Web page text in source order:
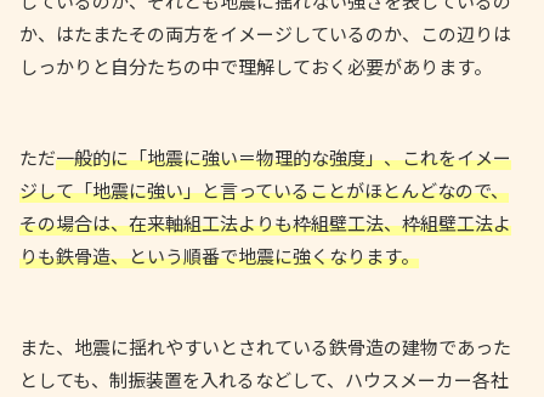
か、はたまたその両方をイメージしているのか、この辺りは
しっかりと自分たちの中で理解しておく必要があります。
ただ一般的に「地震に強い＝物理的な強度」、これをイメー
ジして「地震に強い」と言っていることがほとんどなので、
その場合は、在来軸組工法よりも枠組壁工法、枠組壁工法よ
りも鉄骨造、という順番で地震に強くなります。
また、地震に揺れやすいとされている鉄骨造の建物であった
としても、制振装置を入れるなどして、ハウスメーカー各社